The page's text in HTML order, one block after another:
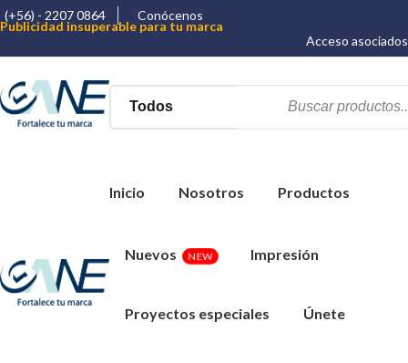
(+56) - 2207 0864 Conócenos
Publicidad insuperable para tu marca
Acceso asociados
Inicio Nosotros Productos
Nuevos NEW Impresión
Proyectos especiales Únete